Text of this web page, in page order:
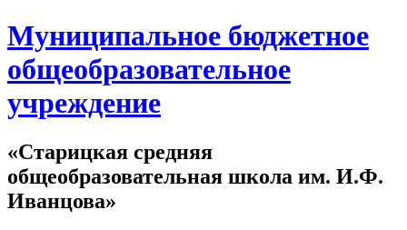
Муниципальное бюджетное
общеобразовательное
учреждение
«Старицкая средняя
общеобразовательная школа им. И.Ф.
Иванцова»